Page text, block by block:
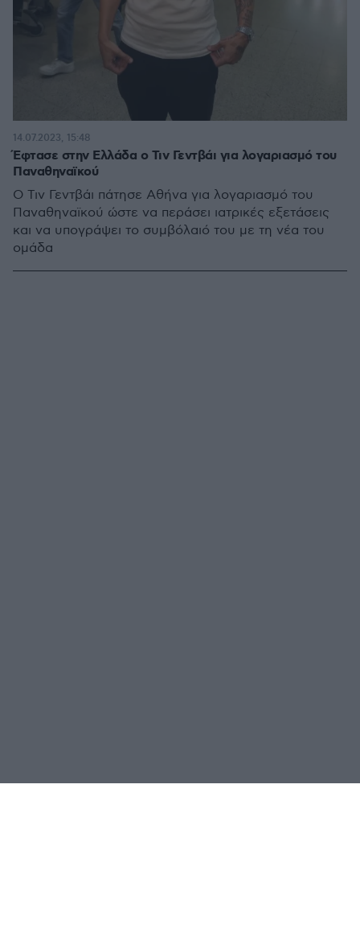
Έφτασε στην Ελλάδα ο Τιν Γεντβάι για λογαριασμό του
Παναθηναϊκού
Ο Τιν Γεντβάι πάτησε Αθήνα για λογαριασμό του
Παναθηναϊκού ώστε να περάσει ιατρικές εξετάσεις
και να υπογράψει το συμβόλαιό του με τη νέα του
ομάδα
14.07.2023, 15:48